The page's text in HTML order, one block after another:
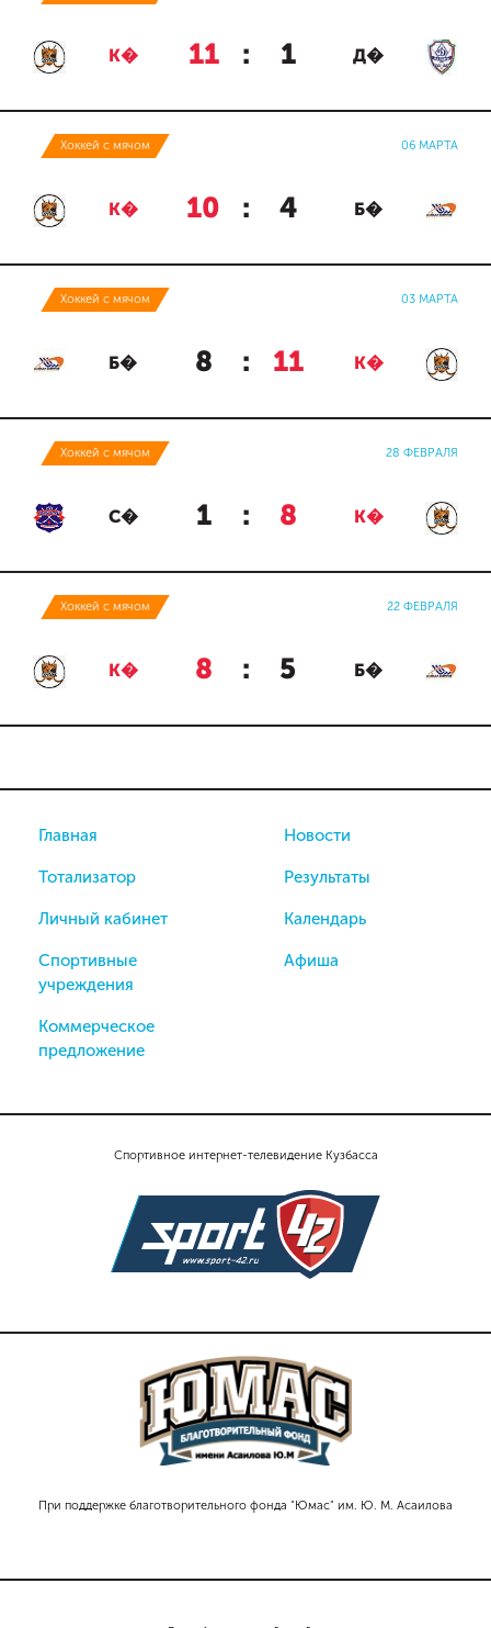
К� 11 : 1 Д�
Хоккей с мячом 06 МАРТА
К� 10 : 4 Б�
Хоккей с мячом 03 МАРТА
Б� 8 : 11 К�
Хоккей с мячом 28 ФЕВРАЛЯ
С� 1 : 8 К�
Хоккей с мячом 22 ФЕВРАЛЯ
К� 8 : 5 Б�
Спортивное интернет-телевидение Кузбасса
При поддержке благотворительного фонда "Юмас" им. Ю. М. Асаилова
Главная
Тотализатор
Личный кабинет
Спортивные
учреждения
Коммерческое
предложение
Новости
Результаты
Календарь
Афиша